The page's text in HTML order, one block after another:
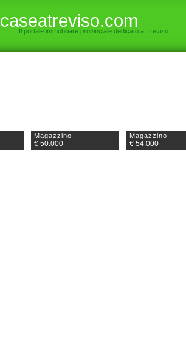
caseatreviso.com
Il portale immobiliare provinciale dedicato a Treviso
Magazzino
€ 50.000
Magazzino
€ 54.000